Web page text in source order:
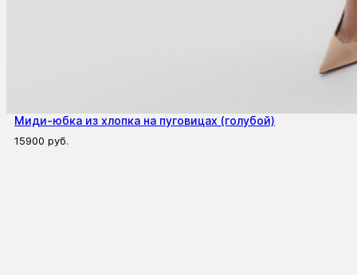
Миди-юбка из хлопка на пуговицах (голубой)
15900 руб.